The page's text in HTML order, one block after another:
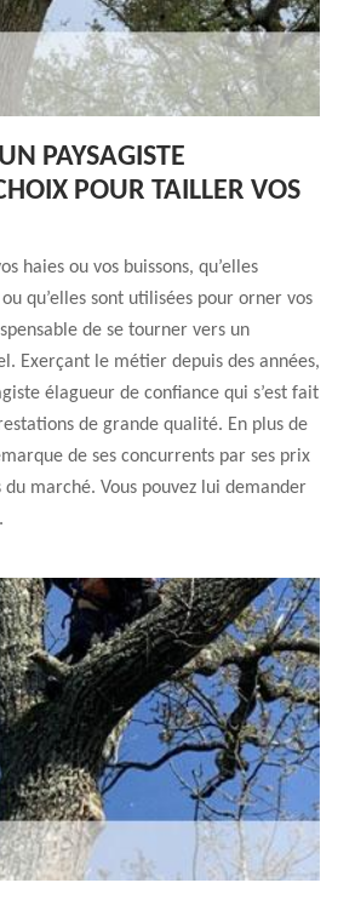
PAYSAGISTE
POUR TAILLER VOS
haies ou vos buissons, qu’elles
qu’elles sont utilisées pour orner vos
de se tourner vers un
Exerçant le métier depuis des années,
élagueur de confiance qui s’est fait
de grande qualité. En plus de
de ses concurrents par ses prix
marché. Vous pouvez lui demander